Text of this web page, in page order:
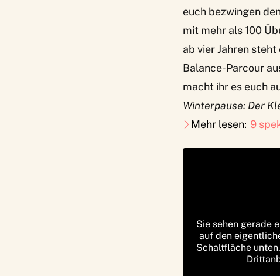
euch bezwingen
mit mehr als 100
ab vier Jahren
Balance-Parcour
macht ihr es euch
Winterpause: Der
Mehr lesen: 9
Sie sehen gerade
auf den
Schaltfläche